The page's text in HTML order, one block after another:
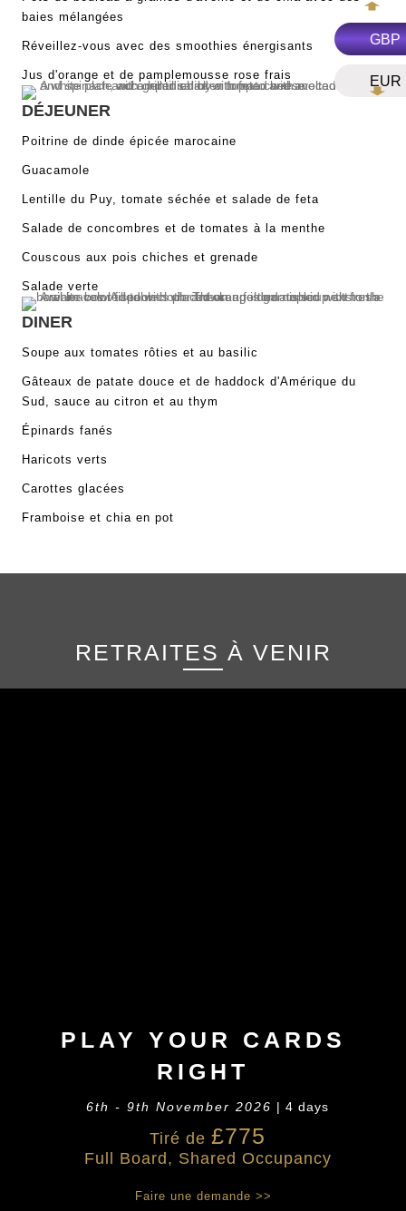
GBP
EUR
baies mélangées
Réveillez-vous avec des smoothies énergisants
Jus d'orange et de pamplemousse rose frais
DÉJEUNER
Poitrine de dinde épicée marocaine
Guacamole
Lentille du Puy, tomate séchée et salade de feta
Salade de concombres et de tomates à la menthe
Couscous aux pois chiches et grenade
Salade verte
DINER
Soupe aux tomates rôties et au basilic
Gâteaux de patate douce et de haddock d'Amérique du
Sud, sauce au citron et au thym
Épinards fanés
Haricots verts
Carottes glacées
Framboise et chia en pot
RETRAITES À VENIR
PLAY YOUR CARDS
RIGHT
6th - 9th November 2026 | 4 days
Tiré de £775
Full Board, Shared Occupancy
Faire une demande >>